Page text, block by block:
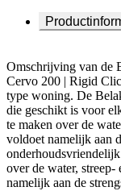
Omschrijving van de
Cervo 200 | Rigid
type woning. De
die geschikt is voor
te maken over de
voldoet namelijk aan
over de water,
namelijk aan de